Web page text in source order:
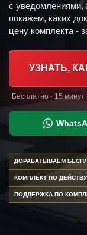
с уведомлениями,
покажем, каких
цену комплекта -
УЗНАТЬ,
Бесплатно · 15
ДОРАБАТЫВАЕМ
КОМПЛЕКТ ПО
ПОДДЕРЖКА ПО